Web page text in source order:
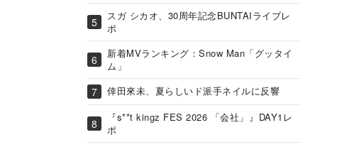
スガ シカオ、30周年記念BUNTAIライブレ
ポ
新着MVランキング：Snow Man「グッタイ
ム」
倖田來未、夏らしいド派手ネイルに反響
『s**t kingz FES 2026 「会社」』DAY1レ
ポ